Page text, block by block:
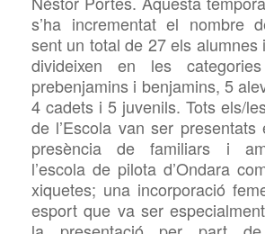
s’ha incrementat el nombre
sent un total de 27 els alumnes
divideixen en les
prebenjamins i benjamins, 5
4 cadets i 5 juvenils. Tots els/
de l’Escola van ser presentats
presència de familiars i
l’escola de pilota d’Ondara
xiquetes; una incorporació
esport que va ser